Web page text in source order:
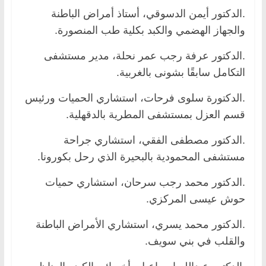
.الدكتور أيمن الدسوقي، أستاذ أمراض الباطنة
والجهاز الهضمي والكبد بكلية طب المنصورة.
.الدكتور عرفة رجب عمر نحلة، مدير مستشفى
التكامل سابقًا بشونى بالغربية.
.الدكتورة سلوى فرحات، استشاري الحميات ورئيس
قسم العزل بمستشفى المطرية بالدقهلية.
.الدكتور مصطفى الفقي، استشاري جراحة
مستشفى المحمودية بالبحيرة الذي رحل بكورونا.
.الدكتور محمد رجب سرحان، استشاري حميات
حوش عيسى المركزي.
.الدكتور محمد يسري، استشاري الأمراض الباطنة
والقلب في بني سويف.